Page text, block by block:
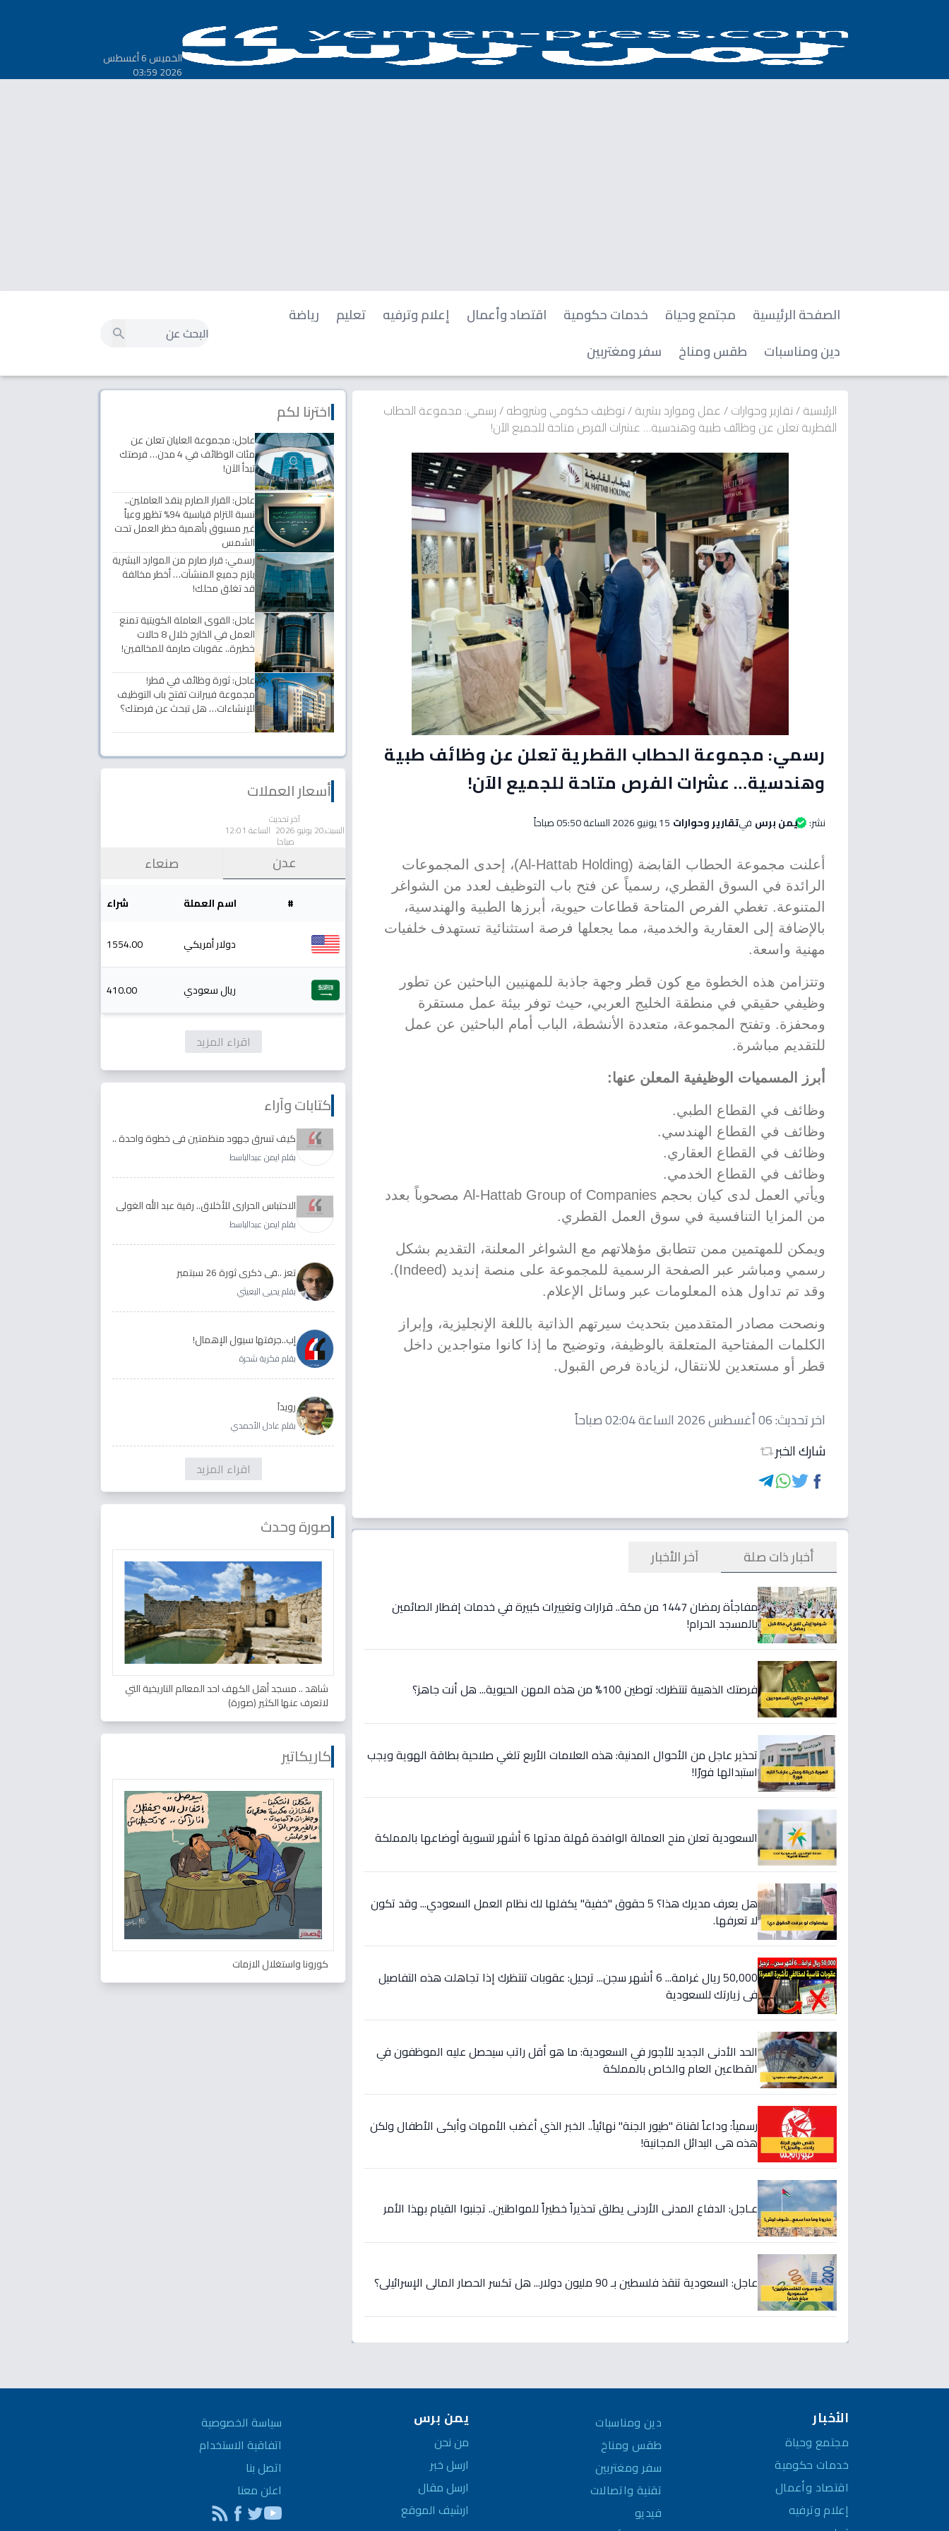
الخميس 6 أغسطس
2026 03:59
الصفحة الرئيسية مجتمع وحياة خدمات حكومية اقتصاد وأعمال إعلام وترفيه تعليم
رياضة
دين ومناسبات
طقس ومناخ سفر ومغتربين
الرئيسية/تقارير وحوارات/عمل وموارد بشرية/توظيف حكومي وشروطه/رسمي: مجموعة الحطاب
القطرية تعلن عن وظائف طبية وهندسية… عشرات الفرص متاحة للجميع الآن!
رسمي: مجموعة الحطاب القطرية تعلن عن وظائف طبية
وهندسية… عشرات الفرص متاحة للجميع الآن!
نشر: يمن برس فيتقارير وحوارات 15 يونيو 2026 الساعة 05:50 صباحاً
أعلنت مجموعة الحطاب القابضة (Al-Hattab Holding)، إحدى المجموعات
الرائدة في السوق القطري، رسمياً عن فتح باب التوظيف لعدد من الشواغر
المتنوعة. تغطي الفرص المتاحة قطاعات حيوية، أبرزها الطبية والهندسية،
بالإضافة إلى العقارية والخدمية، مما يجعلها فرصة استثنائية تستهدف خلفيات
مهنية واسعة.
وتتزامن هذه الخطوة مع كون قطر وجهة جاذبة للمهنيين الباحثين عن تطور
وظيفي حقيقي في منطقة الخليج العربي، حيث توفر بيئة عمل مستقرة
ومحفزة. وتفتح المجموعة، متعددة الأنشطة، الباب أمام الباحثين عن عمل
للتقديم مباشرة.
أبرز المسميات الوظيفية المعلن عنها:
وظائف في القطاع الطبي.
وظائف في القطاع الهندسي.
وظائف في القطاع العقاري.
وظائف في القطاع الخدمي.
ويأتي العمل لدى كيان بحجم Al-Hattab Group of Companies مصحوباً بعدد
من المزايا التنافسية في سوق العمل القطري.
ويمكن للمهتمين ممن تتطابق مؤهلاتهم مع الشواغر المعلنة، التقديم بشكل
رسمي ومباشر عبر الصفحة الرسمية للمجموعة على منصة إنديد (Indeed).
وقد تم تداول هذه المعلومات عبر وسائل الإعلام.
ونصحت مصادر المتقدمين بتحديث سيرتهم الذاتية باللغة الإنجليزية، وإبراز
الكلمات المفتاحية المتعلقة بالوظيفة، وتوضيح ما إذا كانوا متواجدين داخل
قطر أو مستعدين للانتقال، لزيادة فرص القبول.
اخر تحديث:06 أغسطس 2026 الساعة 02:04 صباحاً
شارك الخبر
أخبار ذات صلة آخر الأخبار
مفاجأة رمضان 1447 من مكة.. قرارات وتغييرات كبيرة في خدمات إفطار الصائمين
بالمسجد الحرام!
فرصتك الذهبية تنتظرك: توطين 100% من هذه المهن الحيوية... هل أنت جاهز؟
تحذير عاجل من الأحوال المدنية: هذه العلامات الأربع تلغي صلاحية بطاقة الهوية ويجب
استبدالها فورًا!
السعودية تعلن منح العمالة الوافدة مُهلة مدتها 6 أشهر لتسوية أوضاعها بالمملكة
هل يعرف مديرك هذا؟ 5 حقوق "خفية" يكفلها لك نظام العمل السعودي... وقد تكون
لا تعرفها.
50,000 ريال غرامة... 6 أشهر سجن... ترحيل: عقوبات تنتظرك إذا تجاهلت هذه التفاصيل
في زيارتك للسعودية
الحد الأدنى الجديد للأجور في السعودية: ما هو أقل راتب سيحصل عليه الموظفون في
القطاعين العام والخاص بالمملكة
رسمياً: وداعاً لقناة "طيور الجنة" نهائياً.. الخبر الذي أغضب الأمهات وأبكى الأطفال ولكن
هذه هي البدائل المجانية!
عـاجل: الدفاع المدني الأردني يطلق تحذيراً خطيراً للمواطنين.. تجنبوا القيام بهذا الأمر
عاجل: السعودية تنقذ فلسطين بـ 90 مليون دولار... هل تكسر الحصار المالي الإسرائيلي؟
اخترنا لكم
عاجل: مجموعة العليان تعلن عن
مئات الوظائف في 4 مدن… فرصتك
تبدأ الآن!
عاجل: القرار الصارم ينقذ العاملين..
نسبة التزام قياسية 94% تظهر وعياً
غير مسبوق بأهمية حظر العمل تحت
الشمس
رسمي: قرار صارم من الموارد البشرية
يلزم جميع المنشآت… أخطر مخالفة
قد تغلق محلك!
عاجل: القوى العاملة الكويتية تمنع
العمل في الخارج خلال 8 حالات
خطيرة.. عقوبات صارمة للمخالفين!
عاجل: ثورة وظائف في قطر!
مجموعة فيبرانت تفتح باب التوظيف
للإنشاءات… هل تبحث عن فرصتك؟
أسعار العملات
آخر تحديث
السبت,20 يونيو 2026 الساعة 12:01
صباحا
عدن صنعاء
# اسم العملة شراء
دولار أمريكي 1554.00
ريال سعودي 410.00
اقراء المزيد
كتابات وآراء
كيف تسرق جهود منظمتين في خطوة واحدة ..
الأجابة لدى رقية عبد الله الغولي وغدير طيره
بقلم ايمن عبدالباسط
الاحتباس الحراري للأخلاق.. رقية عبد الله الغولي
وغدير طيره نموذجا
بقلم ايمن عبدالباسط
تعز ..في ذكرى ثورة 26 سبتمبر
بقلم يحيى البعيثي
إب..جرفتها سيول الإهمال!
بقلم فكرية شحرة
رويداَ
بقلم عادل الأحمدي
اقراء المزيد
صورة وحدث
شاهد .. مسجد أهل الكهف احد المعالم التاريخية التي
لاتعرف عنها الكثير (صورة)
كاريكاتير
كورونا واستغلال الازمات
الأخبار
مجتمع وحياة
خدمات حكومية
اقتصاد وأعمال
إعلام وترفيه
دين ومناسبات
طقس ومناخ
سفر ومغتربين
تقنية واتصالات
فيديو
يمن برس
من نحن
ارسل خبر
ارسل مقال
ارشيف الموقع
سياسة الخصوصية
اتفاقية الاستخدام
اتصل بنا
اعلن معنا